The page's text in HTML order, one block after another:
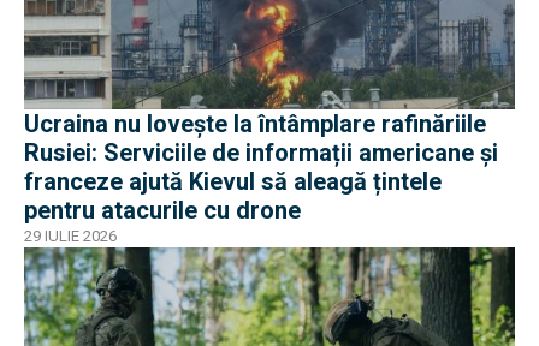
Ucraina nu lovește la întâmplare rafinăriile
Rusiei: Serviciile de informații americane și
franceze ajută Kievul să aleagă țintele
pentru atacurile cu drone
29 IULIE 2026